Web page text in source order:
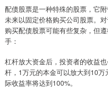
配债股票是一种特殊的股票，它
未来以固定价格购买公司股票。
购买配债股票可能有些复杂，但
手：
杠杆放大资金后，投资者的收益
杆，1万元的本金可以放大到10
际收益率将达到100%。